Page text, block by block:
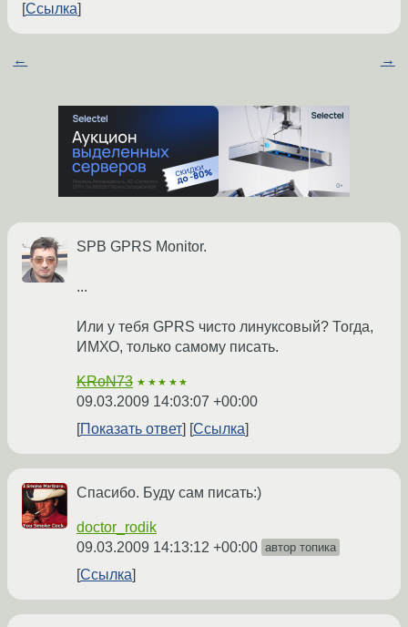
Ссылка
← →
SPB GPRS Monitor.
...
Или у тебя GPRS чисто линуксовый? Тогда,
ИМХО, только самому писать.
KRoN73 ★★★★★
09.03.2009 14:03:07 +00:00
Показать ответ
Ссылка
Спасибо. Буду сам писать:)
doctor_rodik
09.03.2009 14:13:12 +00:00 автор топика
Ссылка